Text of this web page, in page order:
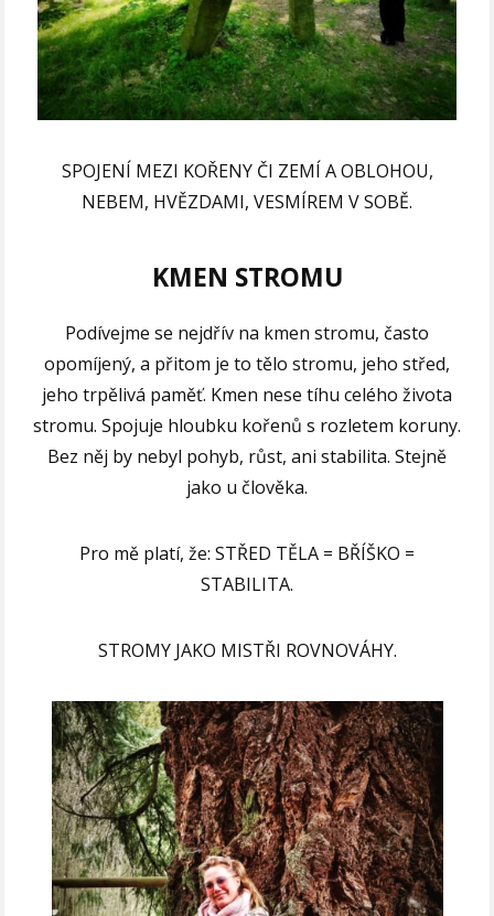
SPOJENÍ MEZI KOŘENY ČI ZEMÍ A OBLOHOU,
NEBEM, HVĚZDAMI, VESMÍREM V SOBĚ.
KMEN STROMU
Podívejme se nejdřív na kmen stromu, často
opomíjený, a přitom je to tělo stromu, jeho střed,
jeho trpělivá paměť. Kmen nese tíhu celého života
stromu. Spojuje hloubku kořenů s rozletem koruny.
Bez něj by nebyl pohyb, růst, ani stabilita. Stejně
jako u člověka.
Pro mě platí, že: STŘED TĚLA = BŘÍŠKO =
STABILITA.
STROMY JAKO MISTŘI ROVNOVÁHY.